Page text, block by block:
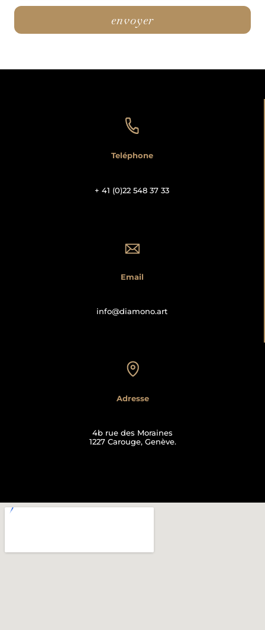
envoyer
Teléphone
+ 41 (0)22 548 37 33
Email
info@diamono.art
Adresse
4b rue des Moraines
1227 Carouge, Genève.